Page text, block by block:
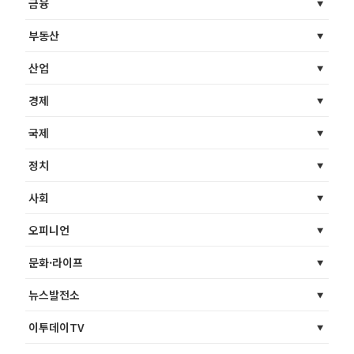
부동산
산업
경제
국제
정치
사회
오피니언
문화·라이프
뉴스발전소
이투데이TV